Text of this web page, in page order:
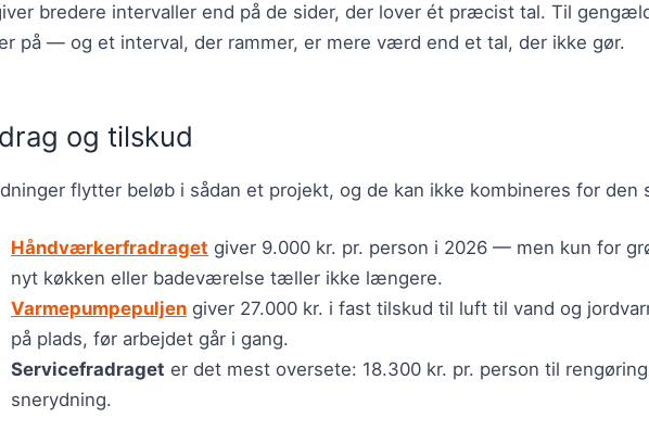
bredere intervaller end på de sider, der lover ét præcist tal. Til
på — og et interval, der rammer, er mere værd end et tal, der ikke gør.
og tilskud
flytter beløb i sådan et projekt, og de kan ikke kombineres for den
Håndværkerfradraget giver 9.000 kr. pr. person i 2026 — men kun for
nyt køkken eller badeværelse tæller ikke længere.
Varmepumpepuljen giver 27.000 kr. i fast tilskud til luft til vand og
på plads, før arbejdet går i gang.
Servicefradraget er det mest oversete: 18.300 kr. pr. person til
snerydning.